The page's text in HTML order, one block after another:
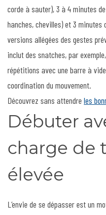
corde à sauter), 3 à 4 minutes
hanches, chevilles) et 3 minutes
versions allégées des gestes
inclut des snatches, par
répétitions avec une barre à
coordination du mouvement.
Découvrez sans attendre les
Débuter
charge de
élevée
L’envie de se dépasser est un